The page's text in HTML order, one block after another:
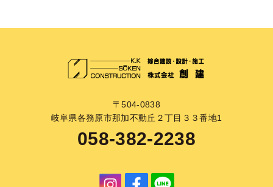
〒504-0838
岐阜県各務原市那加不動丘２丁目３３番地1
058-382-2238